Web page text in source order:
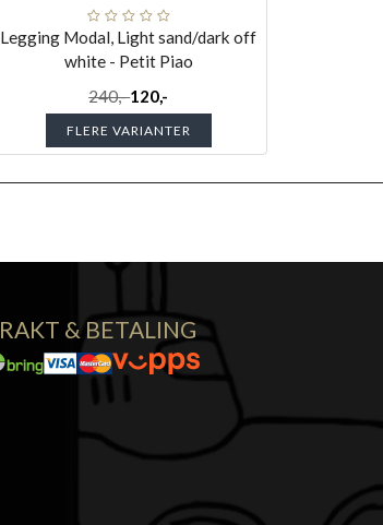
Legging Modal, Light sand/dark off
white - Petit Piao
240,-120,-
FLERE VARIANTER
& BETALING